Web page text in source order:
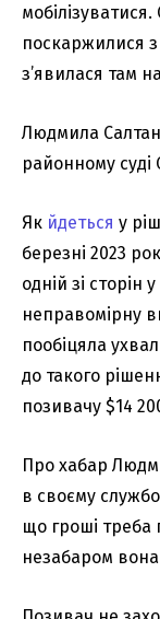
поскаржилися
з’явилася там
Людмила
районному суді
Як йдеться у
березні 2023
одній зі сторін
неправомірну
пообіцяла
до такого
позивачу $14
Про хабар
в своєму
що гроші
незабаром вона